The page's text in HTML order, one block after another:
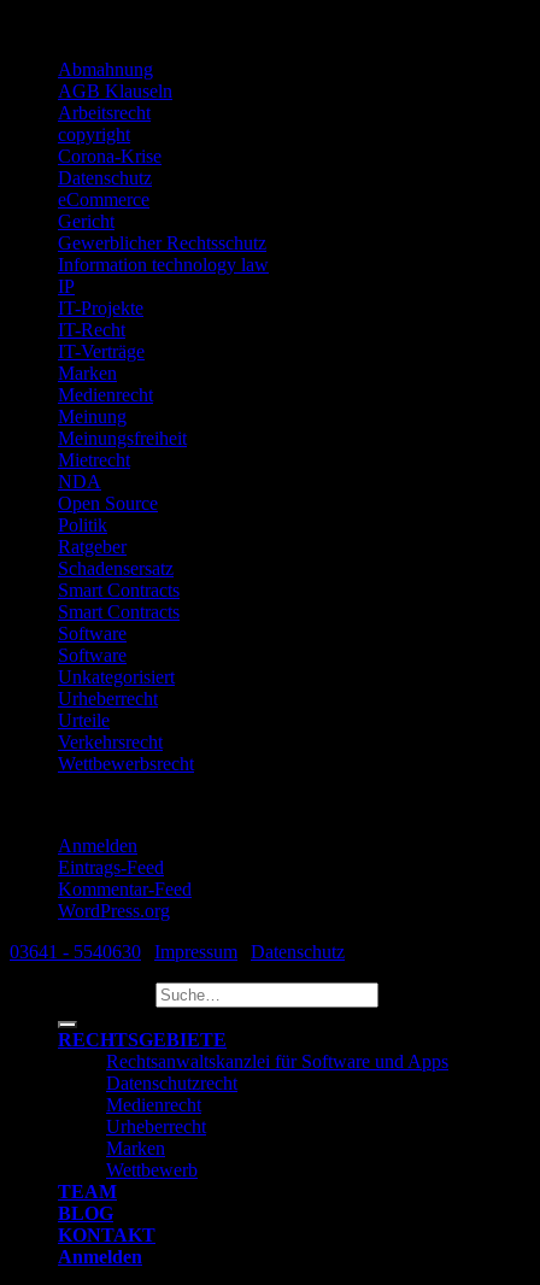
Abmahnung
AGB Klauseln
Arbeitsrecht
copyright
Corona-Krise
Datenschutz
eCommerce
Gericht
Gewerblicher Rechtsschutz
Information technology law
IP
IT-Projekte
IT-Recht
IT-Verträge
Marken
Medienrecht
Meinung
Meinungsfreiheit
Mietrecht
NDA
Open Source
Politik
Ratgeber
Schadensersatz
Smart Contracts
Smart Contracts
Software
Software
Unkategorisiert
Urheberrecht
Urteile
Verkehrsrecht
Wettbewerbsrecht
Anmelden
Eintrags-Feed
Kommentar-Feed
WordPress.org
03641 - 5540630
Impressum Datenschutz
RECHTSGEBIETE
Rechtsanwaltskanzlei für Software und Apps
Datenschutzrecht
Medienrecht
Urheberrecht
Marken
Wettbewerb
TEAM
BLOG
KONTAKT
Anmelden